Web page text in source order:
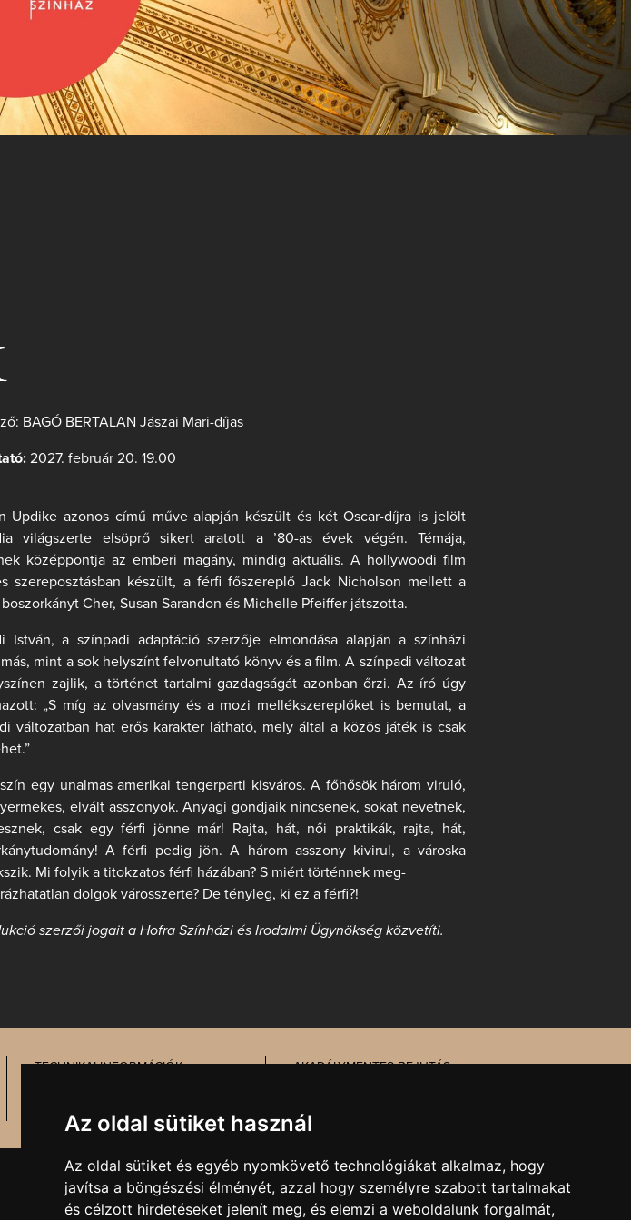
Az oldal sütiket használ
Az oldal sütiket és egyéb nyomkövető technológiákat alkalmaz, hogy
javítsa a böngészési élményét, azzal hogy személyre szabott tartalmakat
és célzott hirdetéseket jelenít meg, és elemzi a weboldalunk forgalmát,
BAGÓ BERTALAN Jászai Mari-díjas
2027. február 20. 19.00
Updike azonos című műve alapján készült és két Oscar-díjra is jelölt
világszerte elsöprő sikert aratott a ’80-as évek végén. Témája,
középpontja az emberi magány, mindig aktuális. A hollywoodi film
szereposztásban készült, a férfi főszereplő Jack Nicholson mellett a
Cher, Susan Sarandon és Michelle Pfeiffer játszotta.
István, a színpadi adaptáció szerzője elmondása alapján a színházi
mint a sok helyszínt felvonultató könyv és a film. A színpadi változat
zajlik, a történet tartalmi gazdagságát azonban őrzi. Az író úgy
„S míg az olvasmány és a mozi mellékszereplőket is bemutat, a
változatban hat erős karakter látható, mely által a közös játék is csak
egy unalmas amerikai tengerparti kisváros. A főhősök három viruló,
elvált asszonyok. Anyagi gondjaik nincsenek, sokat nevetnek,
csak egy férfi jönne már! Rajta, hát, női praktikák, rajta, hát,
A férfi pedig jön. A három asszony kivirul, a városka
Mi folyik a titokzatos férfi házában? S miért történnek meg-
dolgok városszerte? De tényleg, ki ez a férfi?!
szerzői jogait a Hofra Színházi és Irodalmi Ügynökség közvetíti.
TECHNIKAI INFORMÁCIÓK
AKADÁLYMENTES BEJUTÁS
TŰZ- ÉS MUNKAVÉDELEM
IGAZGATÓSÁG, TITKÁRSÁG
Telefon:+36 72 512-671
MARKETING, SAJTÓ,
KOMMUNIKÁCIÓ